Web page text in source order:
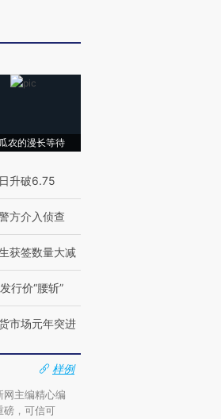
农的漫长等待
升破6.75
方介入侦查
获签数量大减
行价“腰斩”
市场元年突进
样例
网主编精心编
磅，可信可